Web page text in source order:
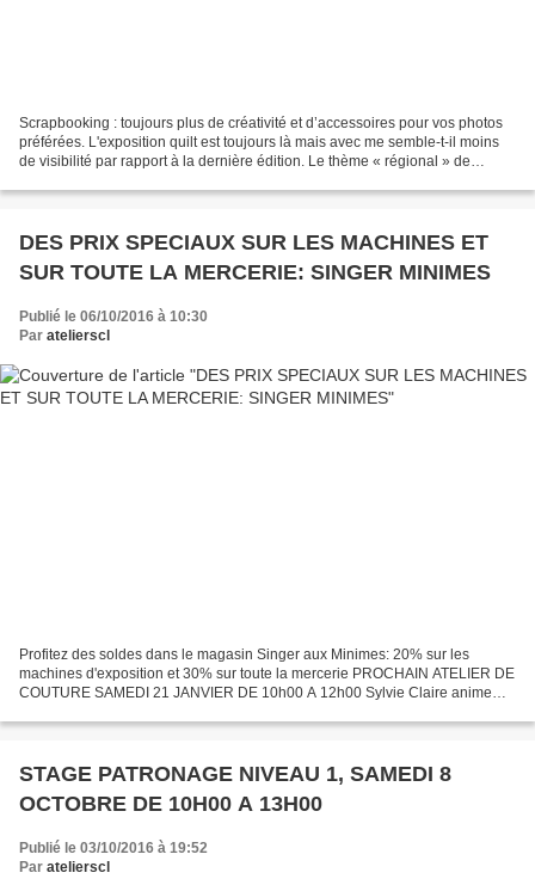
Scrapbooking : toujours plus de créativité et d’accessoires pour vos photos
préférées. L'exposition quilt est toujours là mais avec me semble-t-il moins
de visibilité par rapport à la dernière édition. Le thème « régional » de
DES PRIX SPECIAUX SUR LES MACHINES ET
SUR TOUTE LA MERCERIE: SINGER MINIMES
Publié le 06/10/2016 à 10:30
Par atelierscl
Profitez des soldes dans le magasin Singer aux Minimes: 20% sur les
machines d'exposition et 30% sur toute la mercerie PROCHAIN ATELIER DE
COUTURE SAMEDI 21 JANVIER DE 10h00 A 12h00 Sylvie Claire anime
STAGE PATRONAGE NIVEAU 1, SAMEDI 8
OCTOBRE DE 10H00 A 13H00
Publié le 03/10/2016 à 19:52
Par atelierscl